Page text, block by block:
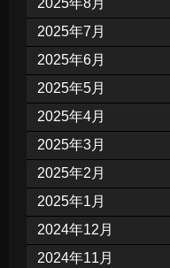
2025年8月
2025年7月
2025年6月
2025年5月
2025年4月
2025年3月
2025年2月
2025年1月
2024年12月
2024年11月